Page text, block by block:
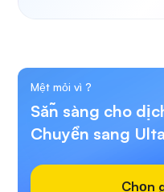
Mệt mỏi vì ?
Sẵn sàng cho
Chuyển sang
Chọn